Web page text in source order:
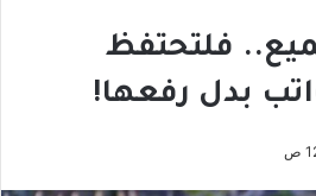
فلتحتفظ
بدل رفعها!